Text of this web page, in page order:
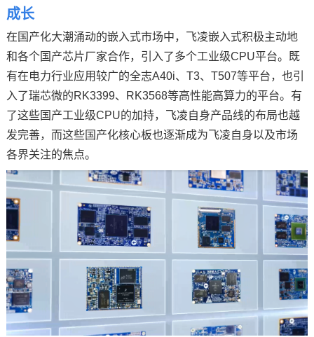
成长
在国产化大潮涌动的嵌入式市场中， 飞凌嵌入式积极主动地
和各个国产芯片厂家合作，引入了多个工业级CPU平台。既
有在电力行业应用较广的全志A40i、T3、 T507等平台，也引
入了瑞芯微的RK3399、 RK3568等高性能高算力的平台。有
了这些国产工业级CPU的加持，飞凌自身产品线的布局也越
发完善，而这些国产化核心板也逐渐成为飞凌自身以及市场
各界关注的焦点。